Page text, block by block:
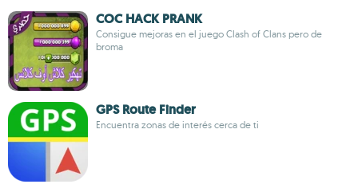
COC HACK PRANK
Consigue mejoras en el juego Clash of Clans pero de
broma
GPS Route Finder
Encuentra zonas de interés cerca de ti